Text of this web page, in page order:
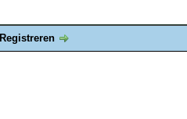
Registreren